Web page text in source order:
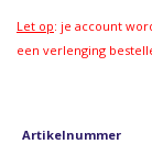
Let op: je account
een verlenging
Artikelnummer